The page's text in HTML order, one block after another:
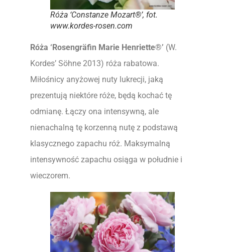
Róża ‘Constanze Mozart®’, fot.
www.kordes-rosen.com
Róża ‘Rosengräfin Marie Henriette®’ (W.
Kordes’ Söhne 2013) róża rabatowa.
Miłośnicy anyżowej nuty lukrecji, jaką
prezentują niektóre róże, będą kochać tę
odmianę. Łączy ona intensywną, ale
nienachalną tę korzenną nutę z podstawą
klasycznego zapachu róż. Maksymalną
intensywność zapachu osiąga w południe i
wieczorem.